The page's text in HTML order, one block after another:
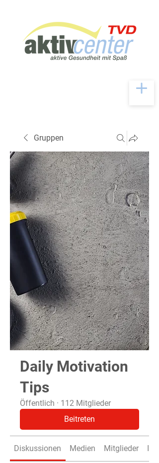
Gruppen
Daily Motivation
Tips
Öffentlich · 112 Mitglieder
Beitreten
Diskussionen Medien Mitglieder Info